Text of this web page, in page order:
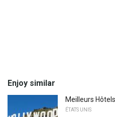
Enjoy similar
Meilleurs
ÉTATS UNIS